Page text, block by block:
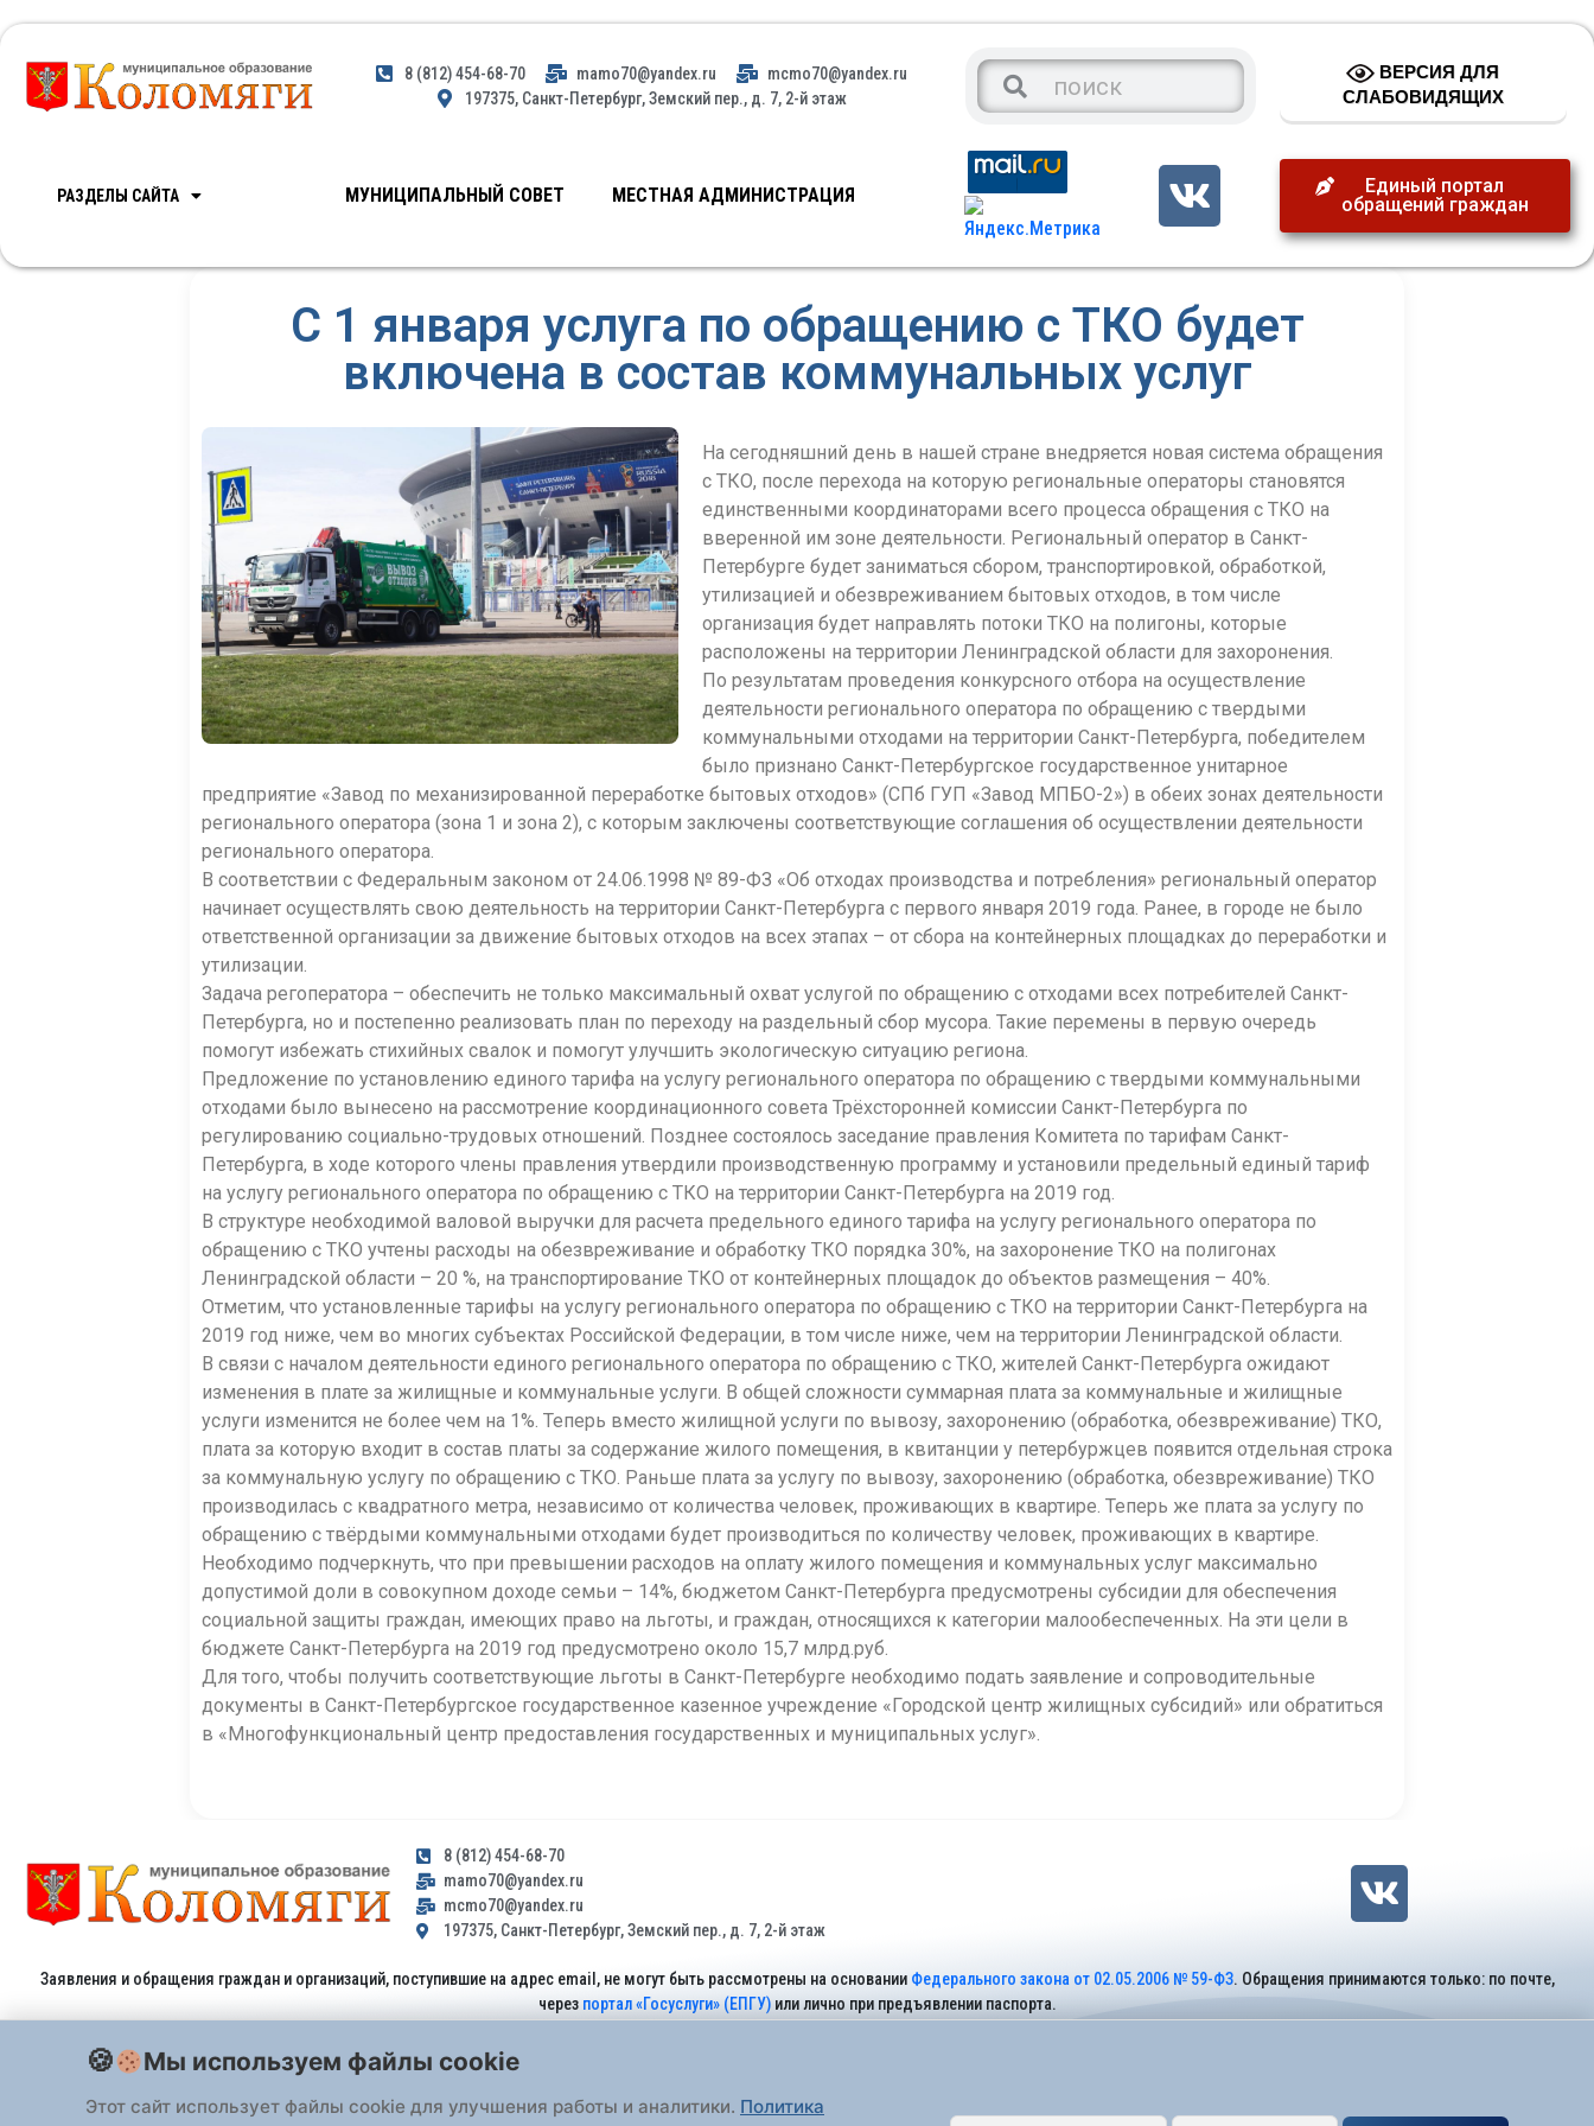
8 (812) 454-68-70 mamo70@yandex.ru
mcmo70@yandex.ru
197375, Санкт-Петербург, Земский пер., д. 7, 2-й этаж
ВЕРСИЯ ДЛЯ
СЛАБОВИДЯЩИХ
РАЗДЕЛЫ САЙТА МУНИЦИПАЛЬНЫЙ СОВЕТ МЕСТНАЯ АДМИНИСТРАЦИЯ
Единый портал
обращений граждан
С 1 января услуга по обращению с ТКО будет
включена в состав коммунальных услуг
На сегодняшний день в нашей стране внедряется новая система обращения
с ТКО, после перехода на которую региональные операторы становятся
единственными координаторами всего процесса обращения с ТКО на
вверенной им зоне деятельности. Региональный оператор в Санкт-
Петербурге будет заниматься сбором, транспортировкой, обработкой,
утилизацией и обезвреживанием бытовых отходов, в том числе
организация будет направлять потоки ТКО на полигоны, которые
расположены на территории Ленинградской области для захоронения.
По результатам проведения конкурсного отбора на осуществление
деятельности регионального оператора по обращению с твердыми
коммунальными отходами на территории Санкт-Петербурга, победителем
было признано Санкт-Петербургское государственное унитарное
предприятие «Завод по механизированной переработке бытовых отходов» (СПб ГУП «Завод МПБО-2») в обеих зонах деятельности
регионального оператора (зона 1 и зона 2), с которым заключены соответствующие соглашения об осуществлении деятельности
регионального оператора.
В соответствии с Федеральным законом от 24.06.1998 № 89-ФЗ «Об отходах производства и потребления» региональный оператор
начинает осуществлять свою деятельность на территории Санкт-Петербурга с первого января 2019 года. Ранее, в городе не было
ответственной организации за движение бытовых отходов на всех этапах – от сбора на контейнерных площадках до переработки и
утилизации.
Задача регоператора – обеспечить не только максимальный охват услугой по обращению с отходами всех потребителей Санкт-
Петербурга, но и постепенно реализовать план по переходу на раздельный сбор мусора. Такие перемены в первую очередь
помогут избежать стихийных свалок и помогут улучшить экологическую ситуацию региона.
Предложение по установлению единого тарифа на услугу регионального оператора по обращению с твердыми коммунальными
отходами было вынесено на рассмотрение координационного совета Трёхсторонней комиссии Санкт-Петербурга по
регулированию социально-трудовых отношений. Позднее состоялось заседание правления Комитета по тарифам Санкт-
Петербурга, в ходе которого члены правления утвердили производственную программу и установили предельный единый тариф
на услугу регионального оператора по обращению с ТКО на территории Санкт-Петербурга на 2019 год.
В структуре необходимой валовой выручки для расчета предельного единого тарифа на услугу регионального оператора по
обращению с ТКО учтены расходы на обезвреживание и обработку ТКО порядка 30%, на захоронение ТКО на полигонах
Ленинградской области – 20 %, на транспортирование ТКО от контейнерных площадок до объектов размещения – 40%.
Отметим, что установленные тарифы на услугу регионального оператора по обращению с ТКО на территории Санкт-Петербурга на
2019 год ниже, чем во многих субъектах Российской Федерации, в том числе ниже, чем на территории Ленинградской области.
В связи с началом деятельности единого регионального оператора по обращению с ТКО, жителей Санкт-Петербурга ожидают
изменения в плате за жилищные и коммунальные услуги. В общей сложности суммарная плата за коммунальные и жилищные
услуги изменится не более чем на 1%. Теперь вместо жилищной услуги по вывозу, захоронению (обработка, обезвреживание) ТКО,
плата за которую входит в состав платы за содержание жилого помещения, в квитанции у петербуржцев появится отдельная строка
за коммунальную услугу по обращению с ТКО. Раньше плата за услугу по вывозу, захоронению (обработка, обезвреживание) ТКО
производилась с квадратного метра, независимо от количества человек, проживающих в квартире. Теперь же плата за услугу по
обращению с твёрдыми коммунальными отходами будет производиться по количеству человек, проживающих в квартире.
Необходимо подчеркнуть, что при превышении расходов на оплату жилого помещения и коммунальных услуг максимально
допустимой доли в совокупном доходе семьи – 14%, бюджетом Санкт-Петербурга предусмотрены субсидии для обеспечения
социальной защиты граждан, имеющих право на льготы, и граждан, относящихся к категории малообеспеченных. На эти цели в
бюджете Санкт-Петербурга на 2019 год предусмотрено около 15,7 млрд.руб.
Для того, чтобы получить соответствующие льготы в Санкт-Петербурге необходимо подать заявление и сопроводительные
документы в Санкт-Петербургское государственное казенное учреждение «Городской центр жилищных субсидий» или обратиться
в «Многофункциональный центр предоставления государственных и муниципальных услуг».
8 (812) 454-68-70
mamo70@yandex.ru
mcmo70@yandex.ru
197375, Санкт-Петербург, Земский пер., д. 7, 2-й этаж
Заявления и обращения граждан и организаций, поступившие на адрес email, не могут быть рассмотрены на основании Федерального закона от 02.05.2006 № 59-ФЗ. Обращения принимаются только: по почте,
через портал «Госуслуги» (ЕПГУ)или лично при предъявлении паспорта.
Мы используем файлы cookie
Этот сайт использует файлы cookie для улучшения работы и аналитики. Политика